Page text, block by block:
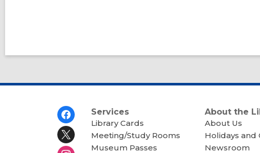
Services
Library Cards
Meeting/Study Rooms
Museum Passes
About the
About Us
Holidays and
Newsroom